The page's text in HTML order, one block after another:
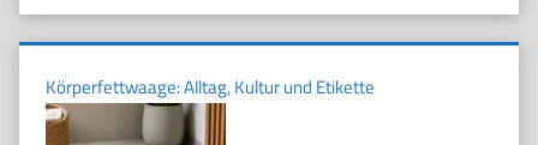
Körperfettwaage: Alltag, Kultur und Etikette